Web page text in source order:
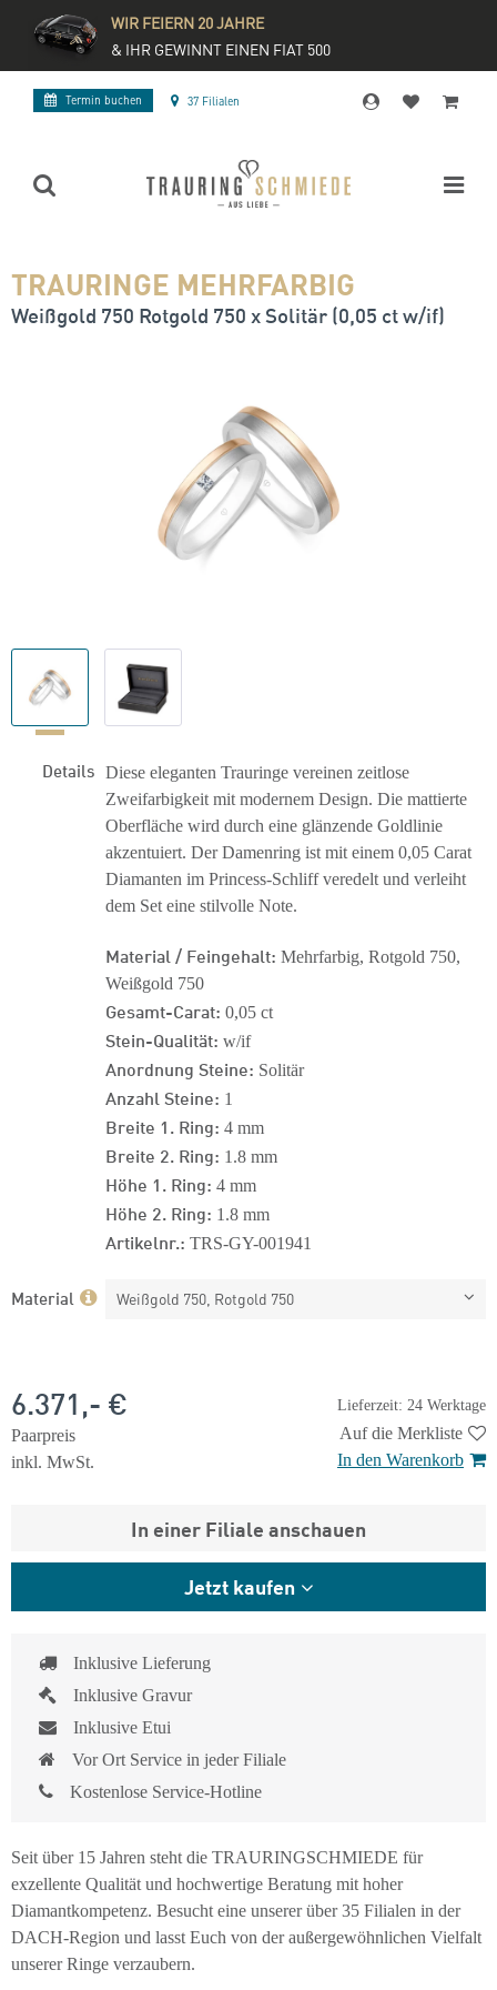
WIR FEIERN 20 JAHRE
& IHR GEWINNT EINEN FIAT 500
Termin buchen 37 Filialen
TRAURINGE MEHRFARBIG
Weißgold 750 Rotgold 750 x Solitär (0,05 ct w/if)
Details Diese eleganten Trauringe vereinen zeitlose
Zweifarbigkeit mit modernem Design. Die mattierte
Oberfläche wird durch eine glänzende Goldlinie
akzentuiert. Der Damenring ist mit einem 0,05 Carat
Diamanten im Princess-Schliff veredelt und verleiht
dem Set eine stilvolle Note.
Material / Feingehalt: Mehrfarbig, Rotgold 750,
Weißgold 750
Gesamt-Carat: 0,05 ct
Stein-Qualität: w/if
Anordnung Steine: Solitär
Anzahl Steine: 1
Breite 1. Ring: 4 mm
Breite 2. Ring: 1.8 mm
Höhe 1. Ring: 4 mm
Höhe 2. Ring: 1.8 mm
Artikelnr.: TRS-GY-001941
Material Weißgold 750, Rotgold 750
Lieferzeit: 24 Werktage
6.371,- €
Paarpreis
inkl. MwSt.
Auf die Merkliste
In den Warenkorb
In einer Filiale anschauen
Jetzt kaufen
Inklusive Lieferung
Inklusive Gravur
Inklusive Etui
Vor Ort Service in jeder Filiale
Kostenlose Service-Hotline
Seit über 15 Jahren steht die TRAURINGSCHMIEDE für
exzellente Qualität und hochwertige Beratung mit hoher
Diamantkompetenz. Besucht eine unserer über 35 Filialen in der
DACH-Region und lasst Euch von der außergewöhnlichen Vielfalt
unserer Ringe verzaubern.